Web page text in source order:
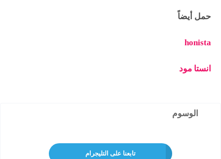
حمل أيضاً
honista
انستا مود
الوسوم
تابعنا على التليجرام